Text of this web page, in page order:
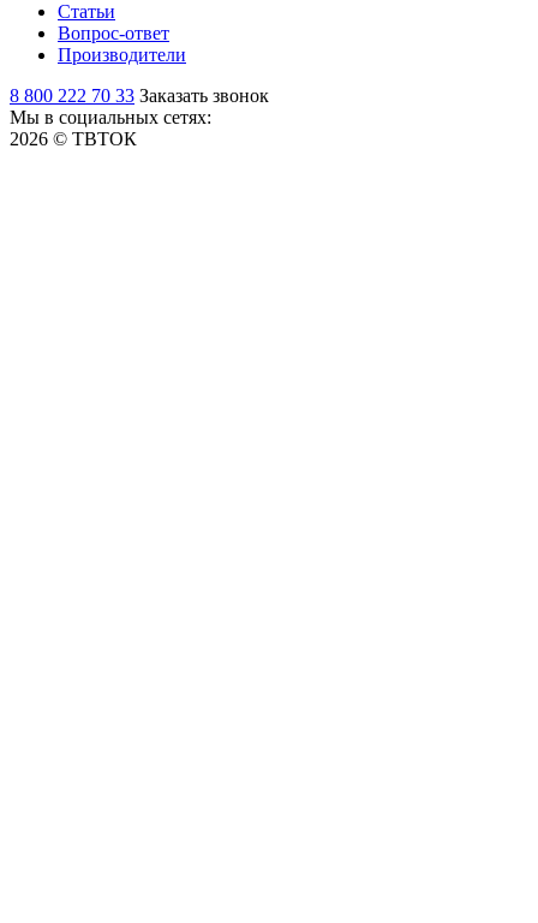
Статьи
Вопрос-ответ
Производители
8 800 222 70 33 Заказать звонок
Мы в социальных сетях:
2026 © ТВТОК